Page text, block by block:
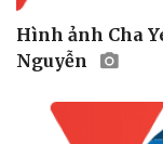
Hình ảnh Cha
Nguyễn